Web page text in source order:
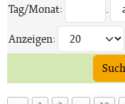
Tag/Monat:
.
Anzeigen: